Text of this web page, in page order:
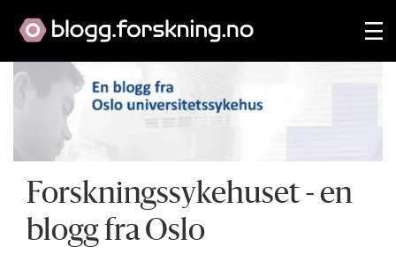
Forskningssykehuset - en
blogg fra Oslo